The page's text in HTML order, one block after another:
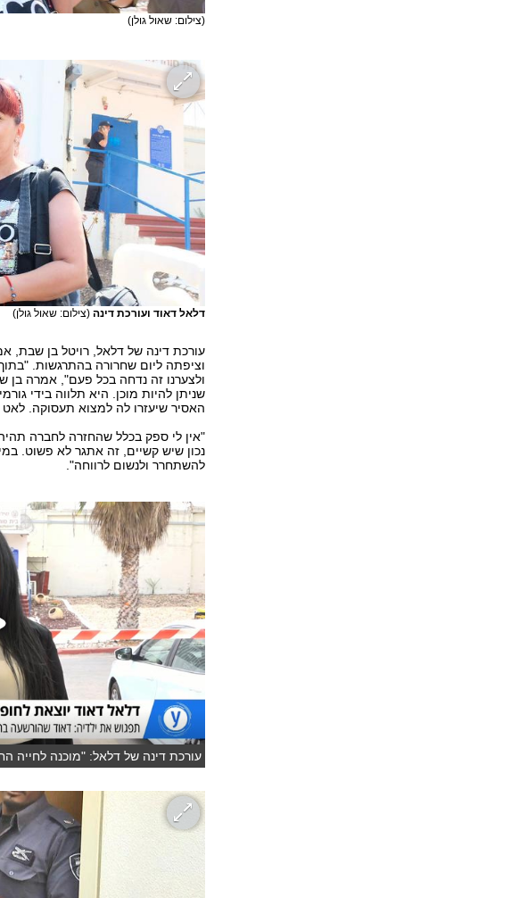
(צילום: שאול גולן)
דלאל דאוד ועורכת דינה (צילום: שאול גולן)
וציפתה ליום שחרורה בהתרגשות.
ולצערנו זה נדחה בכל פעם", אמרה
שניתן להיות מוכן. היא תלווה בידי
האסיר שיעזרו לה למצוא תעסוקה.
"אין לי ספק בכלל שהחזרה לחברה
להשתחרר ולנשום לרווחה".
עורכת דינה של דלאל: "מוכנה לחייה